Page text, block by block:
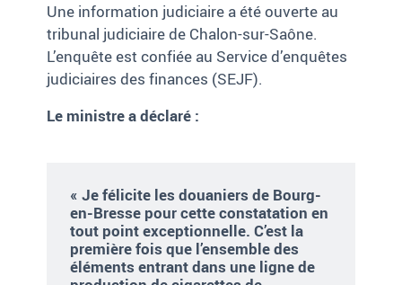
Une information judiciaire a été ouverte au
tribunal judiciaire de Chalon-sur-Saône.
L’enquête est confiée au Service d’enquêtes
judiciaires des finances (SEJF).
Le ministre a déclaré :
« Je félicite les douaniers de Bourg-
en-Bresse pour cette constatation en
tout point exceptionnelle. C’est la
première fois que l’ensemble des
éléments entrant dans une ligne de